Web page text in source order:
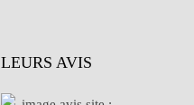
LEURS AVIS